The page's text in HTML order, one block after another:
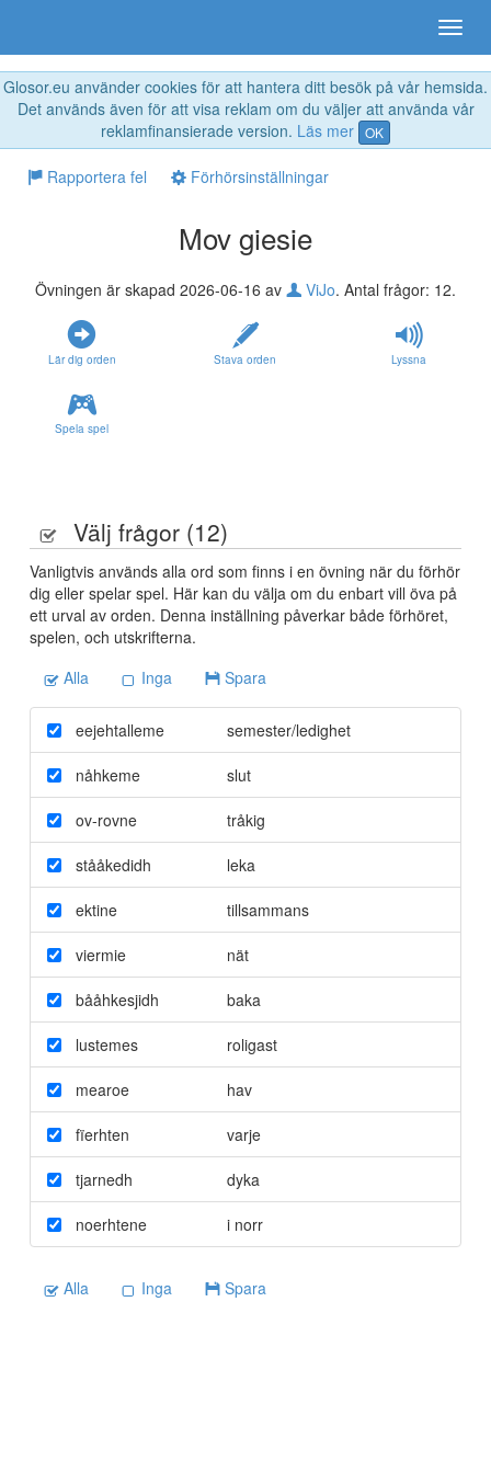
Glosor.eu använder cookies för att hantera ditt besök på vår hemsida.
Det används även för att visa reklam om du väljer att använda vår
reklamfinansierade version. Läs mer OK
Rapportera fel Förhörsinställningar
Mov giesie
Övningen är skapad 2026-06-16 av ViJo. Antal frågor: 12.
Lär dig orden Stava orden Lyssna
Spela spel
Välj frågor (12)
Vanligtvis används alla ord som finns i en övning när du förhör
dig eller spelar spel. Här kan du välja om du enbart vill öva på
ett urval av orden. Denna inställning påverkar både förhöret,
spelen, och utskrifterna.
Alla
Inga Spara
eejehtalleme semester/ledighet
nåhkeme slut
ov-rovne tråkig
stååkedidh leka
ektine tillsammans
viermie nät
bååhkesjidh baka
lustemes roligast
mearoe hav
fïerhten varje
tjarnedh dyka
noerhtene i norr
Alla Inga Spara